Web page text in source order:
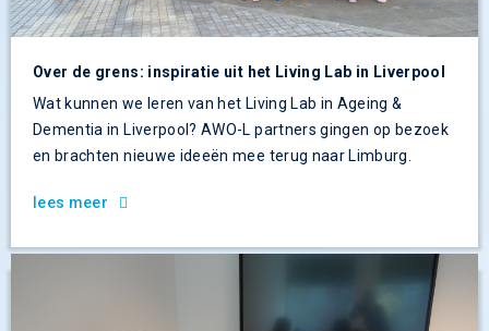
Over de grens: inspiratie uit het Living Lab in Liverpool
Wat kunnen we leren van het Living Lab in Ageing &
Dementia in Liverpool? AWO-L partners gingen op bezoek
en brachten nieuwe ideeën mee terug naar Limburg.
lees meer